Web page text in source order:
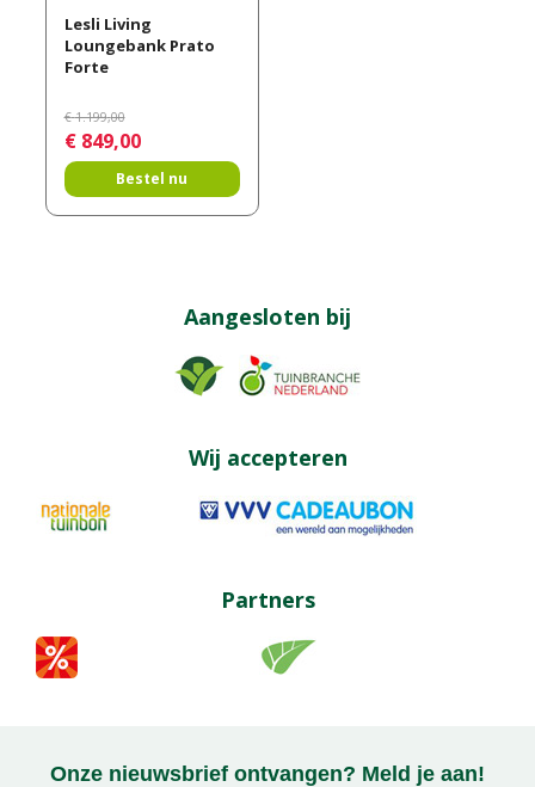
Lesli Living
Loungebank Prato
Forte
€ 1.199,00
€ 849,00
Bestel nu
Aangesloten bij
Wij accepteren
Partners
Onze nieuwsbrief ontvangen? Meld je aan!